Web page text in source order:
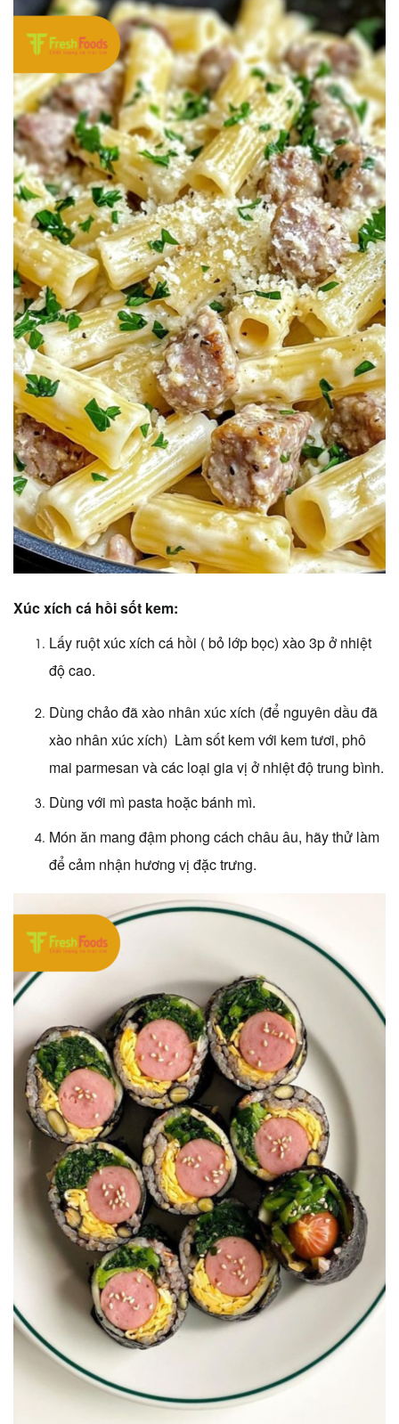
Xúc xích cá hồi sốt kem:
Lấy ruột xúc xích cá hồi ( bỏ lớp bọc) xào3p ở nhiệt
độ cao.
Dùng chảo đã xào nhân xúc xích (để nguyên dầu đã
xào nhân xúc xích) Làm sốt kem với kem tươi, phô
mai parmesan và các loại gia vị ở nhiệt độ trung bình.
Dùng với mì pasta hoặc bánh mì.
Món ăn mang đậm phong cách châu âu, hãy thử làm
để cảm nhận hương vị đặc trưng.